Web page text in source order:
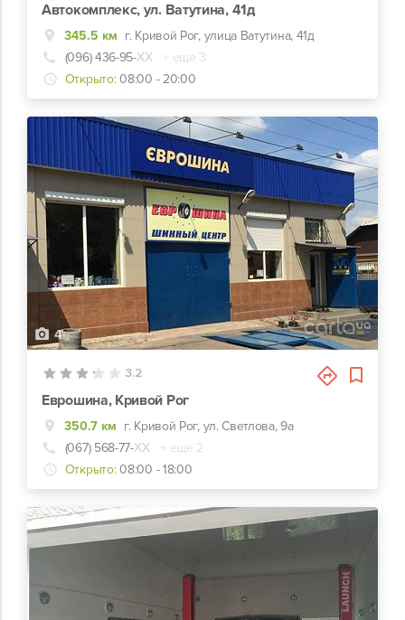
Автокомплекс, ул. Ватутина, 41д
345.5 км г. Кривой Рог, улица Ватутина, 41д
(096) 436-95-ХХ
+ еще 3
Открыто: 08:00 - 20:00
4
3.2
Еврошина, Кривой Рог
350.7 км г. Кривой Рог, ул. Светлова, 9а
(067) 568-77-ХХ
+ еще 2
Открыто: 08:00 - 18:00